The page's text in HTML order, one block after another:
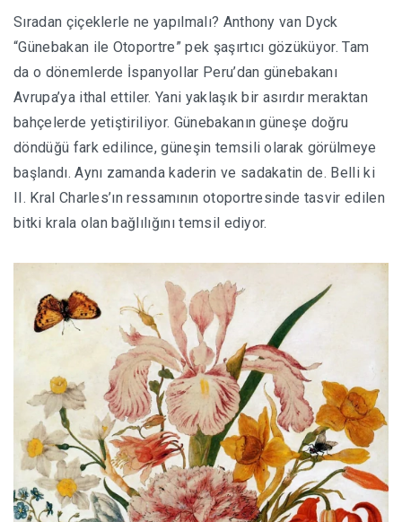
Sıradan çiçeklerle ne yapılmalı? Anthony van Dyck
“Günebakan ile Otoportre” pek şaşırtıcı gözüküyor. Tam
da o dönemlerde İspanyollar Peru’dan günebakanı
Avrupa’ya ithal ettiler. Yani yaklaşık bir asırdır meraktan
bahçelerde yetiştiriliyor. Günebakanın güneşe doğru
döndüğü fark edilince, güneşin temsili olarak görülmeye
başlandı. Aynı zamanda kaderin ve sadakatin de. Belli ki
II. Kral Charles’ın ressamının otoportresinde tasvir edilen
bitki krala olan bağlılığını temsil ediyor.